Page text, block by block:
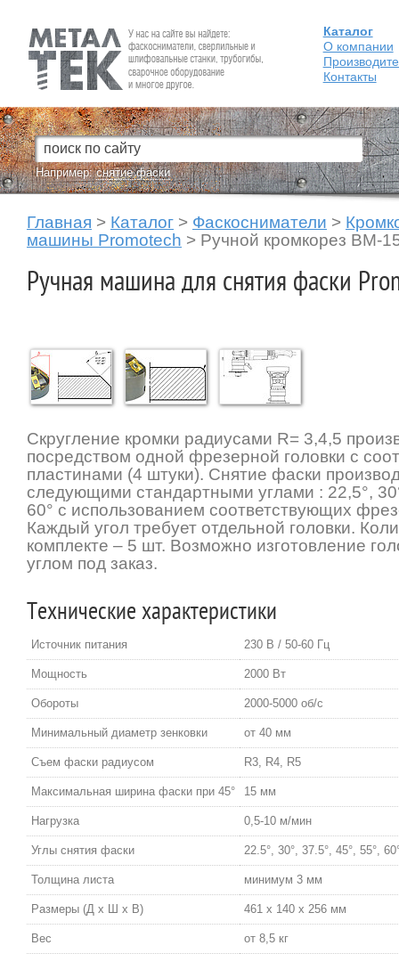
Fein — Профессиональный электроинструмент для обработки
металла.
Каталог
О компании
Контакты
Например:снятие фаски
Главная > Каталог > Фаскосниматели >
машины Promotech > Ручной кромкорез BM-
Ручная машина для снятия фаски
Скругление кромки радиусами R= 3,4,5
посредством одной фрезерной головки с
пластинами (4 штуки). Снятие фаски
следующими стандартными углами : 22,5°,
60° с использованием соответствующих
Каждый угол требует отдельной головки.
комплекте – 5 шт. Возможно изготовление
углом под заказ.
Технические характеристики
Источник питания 230 В / 50-60 Гц
Мощность 2000 Вт
Обороты 2000-5000 об/с
Минимальный диаметр зенковки от 40 мм
Съем фаски радиусом R3, R4, R5
Максимальная ширина фаски при 45° 15 мм
Нагрузка 0,5-10 м/мин
Углы снятия фаски 22.5°, 30°, 37.5°, 45°, 55°,
Толщина листа минимум 3 мм
Размеры (Д х Ш х В) 461 х 140 х 256 мм
Вес от 8,5 кг